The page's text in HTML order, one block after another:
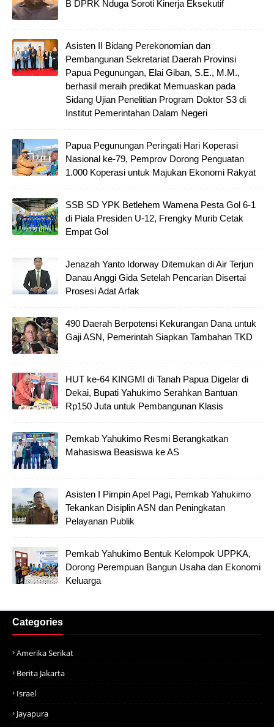
B DPRK Nduga Soroti Kinerja Eksekutif
Asisten II Bidang Perekonomian dan
Pembangunan Sekretariat Daerah Provinsi
Papua Pegunungan, Elai Giban, S.E., M.M.,
berhasil meraih predikat Memuaskan pada
Sidang Ujian Penelitian Program Doktor S3 di
Institut Pemerintahan Dalam Negeri
Papua Pegunungan Peringati Hari Koperasi
Nasional ke-79, Pemprov Dorong Penguatan
1.000 Koperasi untuk Majukan Ekonomi Rakyat
SSB SD YPK Betlehem Wamena Pesta Gol 6-1
di Piala Presiden U-12, Frengky Murib Cetak
Empat Gol
Jenazah Yanto Idorway Ditemukan di Air Terjun
Danau Anggi Gida Setelah Pencarian Disertai
Prosesi Adat Arfak
490 Daerah Berpotensi Kekurangan Dana untuk
Gaji ASN, Pemerintah Siapkan Tambahan TKD
HUT ke-64 KINGMI di Tanah Papua Digelar di
Dekai, Bupati Yahukimo Serahkan Bantuan
Rp150 Juta untuk Pembangunan Klasis
Pemkab Yahukimo Resmi Berangkatkan
Mahasiswa Beasiswa ke AS
Asisten I Pimpin Apel Pagi, Pemkab Yahukimo
Tekankan Disiplin ASN dan Peningkatan
Pelayanan Publik
Pemkab Yahukimo Bentuk Kelompok UPPKA,
Dorong Perempuan Bangun Usaha dan Ekonomi
Keluarga
Categories
Amerika Serikat
Berita Jakarta
Israel
Jayapura